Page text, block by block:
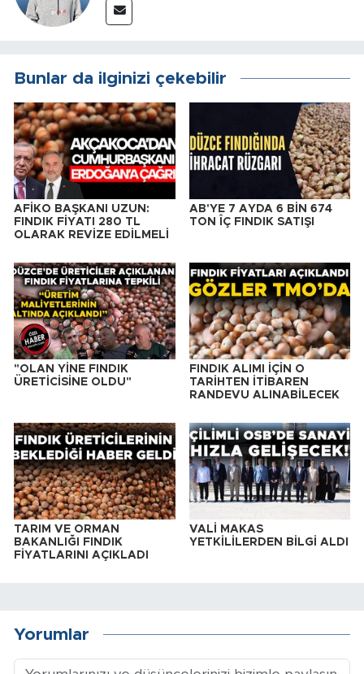
Bunlar da ilginizi çekebilir
AFİKO BAŞKANI UZUN:
FINDIK FİYATI 280 TL
OLARAK REVİZE EDİLMELİ
AB'YE 7 AYDA 6 BİN 674
TON ÎÇ FINDIK SATIŞI
"OLAN YİNE FINDIK
ÜRETİCİSİNE OLDU"
FINDIK ALIMI İÇİN O
TARİHTEN İTİBAREN
RANDEVU ALINABİLECEK
TARIM VE ORMAN
BAKANLIĞI FINDIK
FİYATLARINI AÇIKLADI
VALİ MAKAS
YETKİLİLERDEN BİLGİ ALDI
Yorumlar